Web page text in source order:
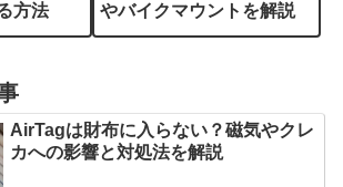
方法
やバイクマウントを解説
AirTagは財布に入らない？磁気やクレ
カへの影響と対処法を解説